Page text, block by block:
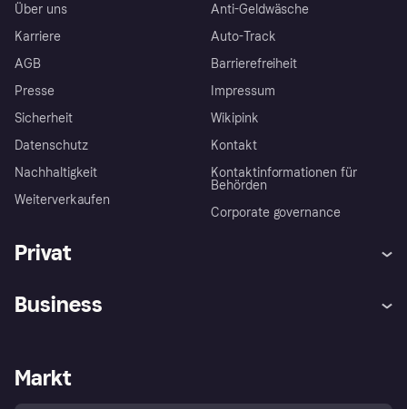
Über uns
Karriere
AGB
Presse
Sicherheit
Datenschutz
Nachhaltigkeit
Weiterverkaufen
Anti-Geldwäsche
Auto-Track
Barrierefreiheit
Impressum
Wikipink
Kontakt
Kontaktinformationen für
Behörden
Corporate governance
Privat
Klarna App
Shops entdecken
Dein Widerrufsrecht
Business
Händlerportal
Markt